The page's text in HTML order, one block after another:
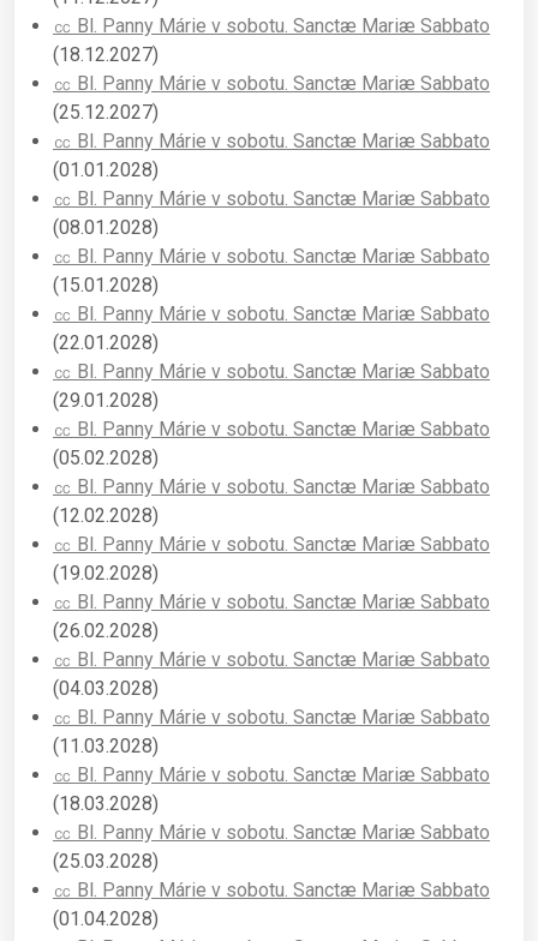
㏄ Bl. Panny Márie v sobotu. Sanctæ Mariæ Sabbato
(18.12.2027)
㏄ Bl. Panny Márie v sobotu. Sanctæ Mariæ Sabbato
(25.12.2027)
㏄ Bl. Panny Márie v sobotu. Sanctæ Mariæ Sabbato
(01.01.2028)
㏄ Bl. Panny Márie v sobotu. Sanctæ Mariæ Sabbato
(08.01.2028)
㏄ Bl. Panny Márie v sobotu. Sanctæ Mariæ Sabbato
(15.01.2028)
㏄ Bl. Panny Márie v sobotu. Sanctæ Mariæ Sabbato
(22.01.2028)
㏄ Bl. Panny Márie v sobotu. Sanctæ Mariæ Sabbato
(29.01.2028)
㏄ Bl. Panny Márie v sobotu. Sanctæ Mariæ Sabbato
(05.02.2028)
㏄ Bl. Panny Márie v sobotu. Sanctæ Mariæ Sabbato
(12.02.2028)
㏄ Bl. Panny Márie v sobotu. Sanctæ Mariæ Sabbato
(19.02.2028)
㏄ Bl. Panny Márie v sobotu. Sanctæ Mariæ Sabbato
(26.02.2028)
㏄ Bl. Panny Márie v sobotu. Sanctæ Mariæ Sabbato
(04.03.2028)
㏄ Bl. Panny Márie v sobotu. Sanctæ Mariæ Sabbato
(11.03.2028)
㏄ Bl. Panny Márie v sobotu. Sanctæ Mariæ Sabbato
(18.03.2028)
㏄ Bl. Panny Márie v sobotu. Sanctæ Mariæ Sabbato
(25.03.2028)
㏄ Bl. Panny Márie v sobotu. Sanctæ Mariæ Sabbato
(01.04.2028)